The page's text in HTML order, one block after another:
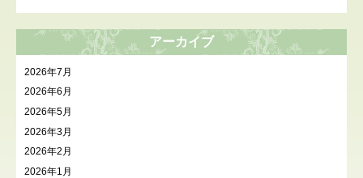
アーカイブ
2026年7月
2026年6月
2026年5月
2026年3月
2026年2月
2026年1月